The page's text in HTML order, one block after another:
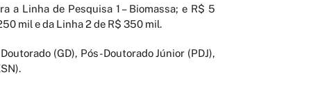
Linha de Pesquisa 1 – Biomassa; e R$ 5
mil e da Linha 2 de R$ 350 mil.
(GD), Pós-Doutorado Júnior (PDJ),